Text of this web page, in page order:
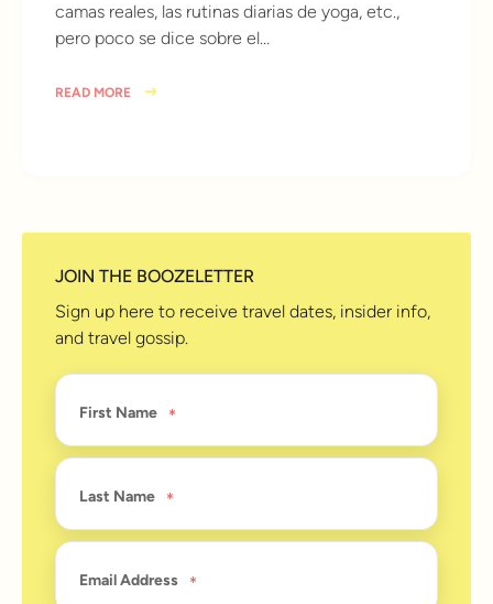
camas reales, las rutinas diarias de yoga, etc.,
pero poco se dice sobre el…
READ MORE
JOIN THE BOOZELETTER
Sign up here to receive travel dates, insider info,
and travel gossip.
First Name
Last Name
Email Address